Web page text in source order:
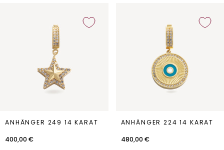
Anhänger
249
14
Karat
ANHÄNGER 249 14 KARAT
400,00 €
Anhänger
224
14
Karat
ANHÄNGER 224 14 KARAT
480,00 €